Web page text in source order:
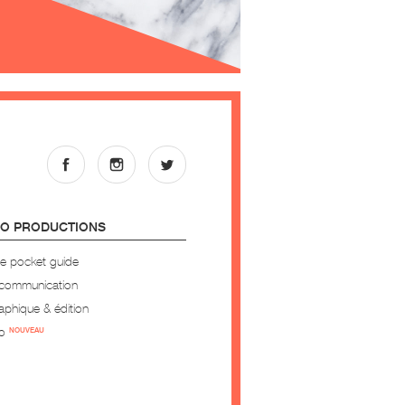
PRODUCTIONS
pocket guide
& édition
NOUVEAU